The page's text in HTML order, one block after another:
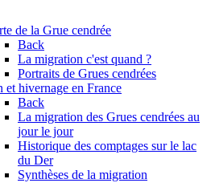
de la Grue cendrée
Back
La migration c'est quand ?
Portraits de Grues cendrées
et hivernage en France
Back
La migration des Grues cendrées au
jour le jour
Historique des comptages sur le lac
du Der
Synthèses de la migration